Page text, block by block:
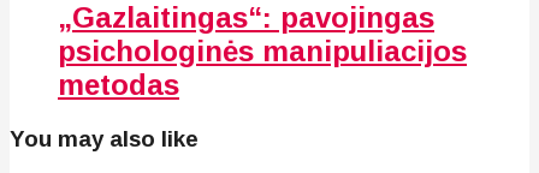
„Gazlaitingas“: pavojingas
psichologinės manipuliacijos
metodas
You may also like